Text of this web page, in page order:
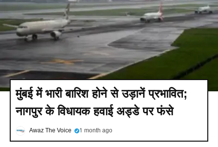
मुंबई में भारी बारिश होने से उड़ानें प्रभावित;
नागपुर के विधायक हवाई अड्डे पर फंसे
Awaz The Voice 1 month ago